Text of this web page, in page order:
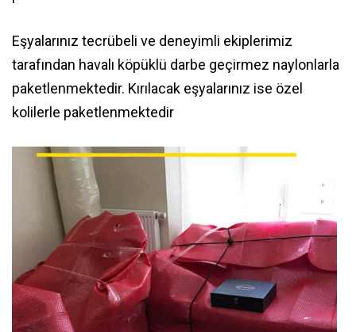
Eşyalarınız tecrübeli ve deneyimli ekiplerimiz
tarafından havalı köpüklü darbe geçirmez naylonlarla
paketlenmektedir. Kırılacak eşyalarınız ise özel
kolilerle paketlenmektedir